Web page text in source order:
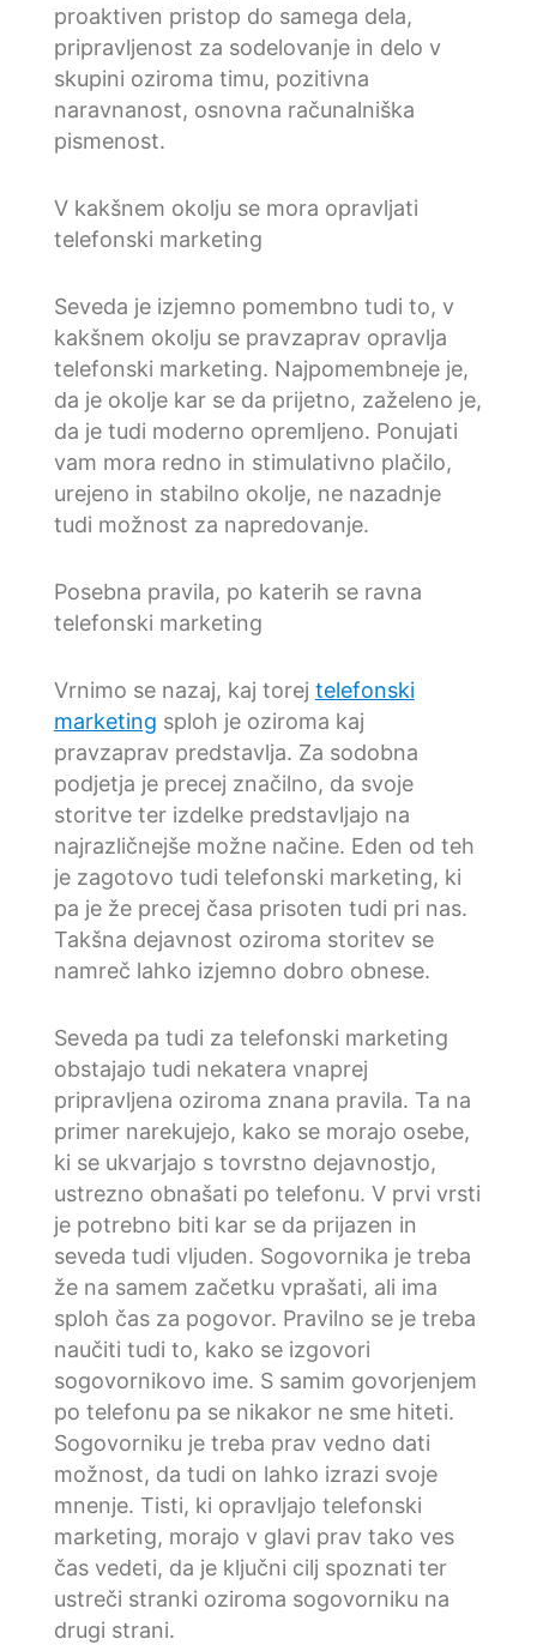
proaktiven pristop do samega dela,
pripravljenost za sodelovanje in delo v
skupini oziroma timu, pozitivna
naravnanost, osnovna računalniška
pismenost.
V kakšnem okolju se mora opravljati
telefonski marketing
Seveda je izjemno pomembno tudi to, v
kakšnem okolju se pravzaprav opravlja
telefonski marketing. Najpomembneje je,
da je okolje kar se da prijetno, zaželeno je,
da je tudi moderno opremljeno. Ponujati
vam mora redno in stimulativno plačilo,
urejeno in stabilno okolje, ne nazadnje
tudi možnost za napredovanje.
Posebna pravila, po katerih se ravna
telefonski marketing
Vrnimo se nazaj, kaj torej telefonski
marketing sploh je oziroma kaj
pravzaprav predstavlja. Za sodobna
podjetja je precej značilno, da svoje
storitve ter izdelke predstavljajo na
najrazličnejše možne načine. Eden od teh
je zagotovo tudi telefonski marketing, ki
pa je že precej časa prisoten tudi pri nas.
Takšna dejavnost oziroma storitev se
namreč lahko izjemno dobro obnese.
Seveda pa tudi za telefonski marketing
obstajajo tudi nekatera vnaprej
pripravljena oziroma znana pravila. Ta na
primer narekujejo, kako se morajo osebe,
ki se ukvarjajo s tovrstno dejavnostjo,
ustrezno obnašati po telefonu. V prvi vrsti
je potrebno biti kar se da prijazen in
seveda tudi vljuden. Sogovornika je treba
že na samem začetku vprašati, ali ima
sploh čas za pogovor. Pravilno se je treba
naučiti tudi to, kako se izgovori
sogovornikovo ime. S samim govorjenjem
po telefonu pa se nikakor ne sme hiteti.
Sogovorniku je treba prav vedno dati
možnost, da tudi on lahko izrazi svoje
mnenje. Tisti, ki opravljajo telefonski
marketing, morajo v glavi prav tako ves
čas vedeti, da je ključni cilj spoznati ter
ustreči stranki oziroma sogovorniku na
drugi strani.